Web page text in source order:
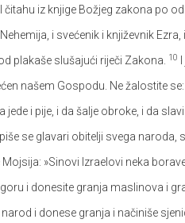
I čitahu iz knjige Božjeg zakona po
i svećenik i književnik
plakaše slušajući riječi Zakona.
10
našem Gospodu. Ne žalostite
jede i pije, i da šalje obroke, i da
se glavari obitelji svega naroda,
»Sinovi Izraelovi neka
goru i donesite granja maslinova i
narod i donese granja i načiniše